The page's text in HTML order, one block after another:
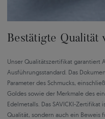
Bestätigte Qualität
Unser Qualitätszertifikat garantiert
Ausführungsstandard. Das
Parameter des Schmucks,
Goldes sowie der Merkmale des
Edelmetalls. Das SAVICKI-
Qualität, sondern auch ein Beweis